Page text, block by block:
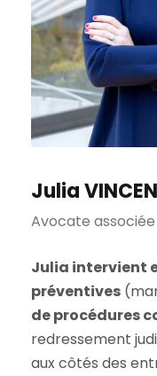
Julia
Avocate associée
Julia intervient
préventives
de procédures
redressement
aux côtés des